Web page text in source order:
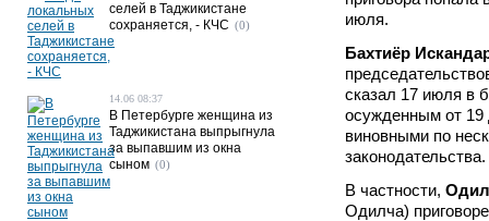
июля.
Бахтиёр
сказал 17 июля в
осужденным от 19
виновными по
законодательства.
В частности,
Одилча)
селей в Таджикистане
сохраняется, - КЧС (0)
14.06 08:37
В Петербурге женщина из
Таджикистана выпрыгнула
за выпавшим из окна
сыном (0)